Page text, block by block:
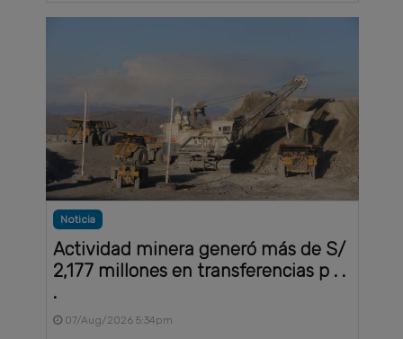
Noticia
Actividad minera generó más de S/
2,177 millones en transferencias p . .
.
07/Aug/2026 5:34pm